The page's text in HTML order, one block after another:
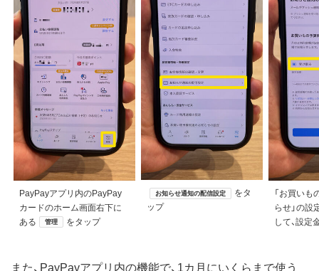
PayPayアプリ内のPayPay
カードのホーム画面右下に
ある
管理 をタップ
お知らせ通知の配信設定
をタ
ップ
「お買いも
らせ」の設
して、設定
また、PayPayアプリ内の機能で、1カ月にいくらまで使う